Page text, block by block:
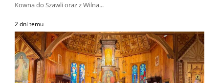
Kowna do Szawli oraz z Wilna...
2 dni temu